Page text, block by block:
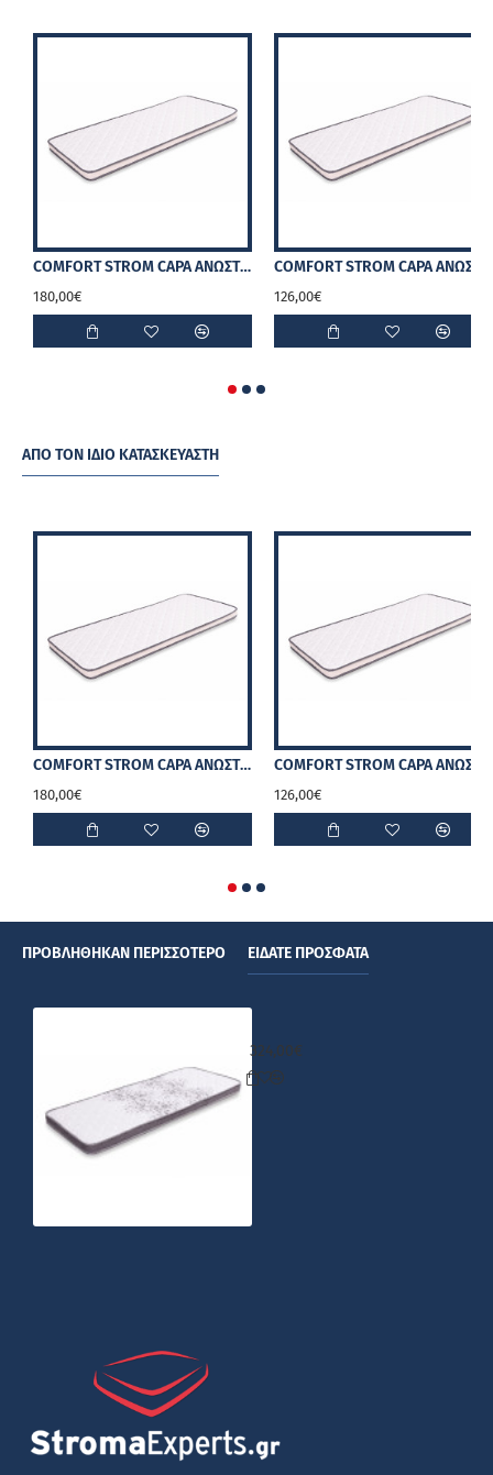
COMFORT STROM CAPA ΑΝΩΣΤΡΩΜΑ 12cm
180,00€ 126,00€
ΑΠΌ ΤΟΝ ΊΔΙΟ ΚΑΤΑΣΚΕΥΑΣΤΉ
COMFORT STROM CAPA ΑΝΩΣΤΡΩΜΑ 12cm
180,00€ 126,00€
ΠΡΟΒΛΉΘΗΚΑΝ ΠΕΡΙΣΣΌΤΕΡΟ ΕΊΔΑΤΕ ΠΡΌΣΦΑΤΑ
324,00€